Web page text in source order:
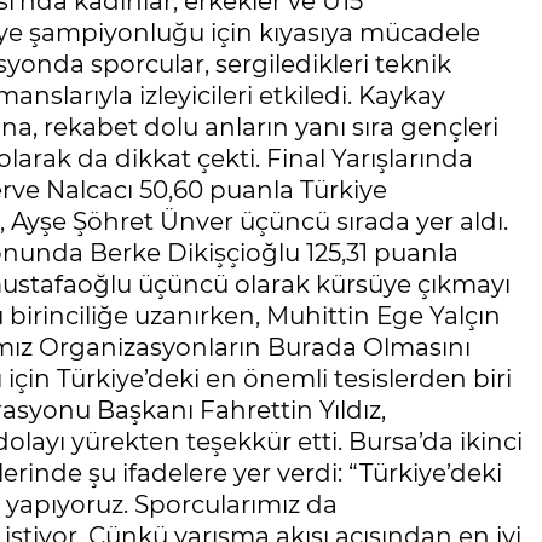
şampiyonluğu için kıyasıya mücadele
sporcular, sergiledikleri teknik
izleyicileri etkiledi. Kaykay
rekabet dolu anların yanı sıra gençleri
da dikkat çekti. Final Yarışlarında
Nalcacı 50,60 puanla Türkiye
Şöhret Ünver üçüncü sırada yer aldı.
Berke Dikişçioğlu 125,31 puanla
üçüncü olarak kürsüye çıkmayı
birinciliğe uzanırken, Muhittin Ege Yalçın
Organizasyonların Burada Olmasını
için Türkiye’deki en önemli tesislerden biri
Başkanı Fahrettin Yıldız,
yürekten teşekkür etti. Bursa’da ikinci
şu ifadelere yer verdi: “Türkiye’deki
Sporcularımız da
Çünkü yarışma akışı açısından en iyi